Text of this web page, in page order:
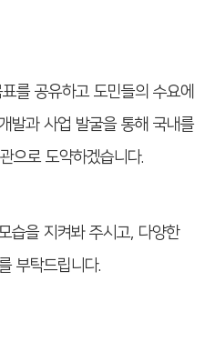
를 공유하고 도민들의 수요에
발과 사업 발굴을 통해 국내를
으로 도약하겠습니다.
습을 지켜봐 주시고, 다양한
부탁드립니다.